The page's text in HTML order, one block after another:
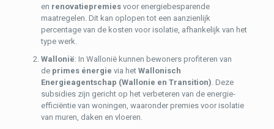
en renovatiepremiesvoor energiebesparende
maatregelen. Dit kan oplopen tot een aanzienlijk
percentage van de kosten voor isolatie, afhankelijk van het
type werk.
Wallonië: In Wallonië kunnen bewoners profiteren van
de primes énergie via het Wallonisch
Energieagentschap (Wallonie en Transition) . Deze
subsidies zijn gericht op het verbeteren van de energie-
efficiëntie van woningen, waaronder premies voor isolatie
van muren, daken en vloeren.